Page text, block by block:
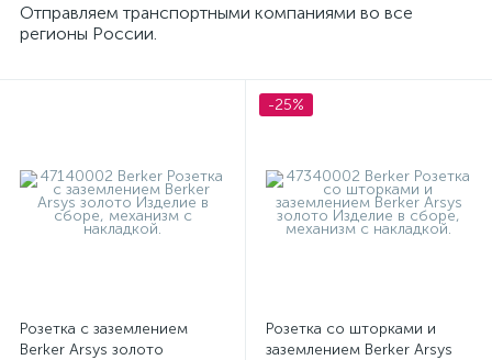
Отправляем транспортными компаниями во все
регионы России.
Розетка с заземлением
Berker Arsys золото
-25%
Розетка со шторками и
заземлением Berker Arsys